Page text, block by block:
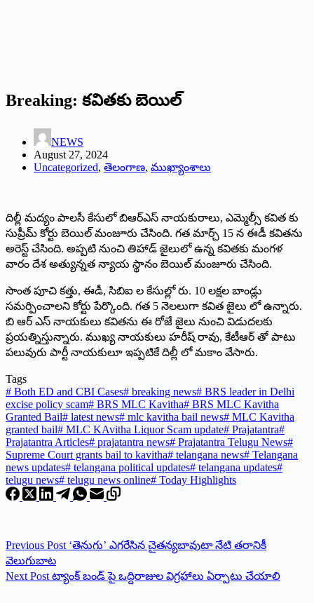
Breaking: కవితకు బెయిల్
NEWS
August 27, 2024
Uncategorized, తెలంగాణ, ముఖ్యాంశాలు
దిల్లీ మద్యం పాలసీ కేసులో బిఆర్ఎస్ నాయకురాలు, ఎమ్మెల్సీ కవిత కు
సుప్రీమ్ కోర్టు బెయిల్ మంజూరు చేసింది. గత మార్చ్ 15 న ఈడీ కవితను
అరెస్ట్ చేసింది. అప్పటి నుంచి తిహాడ్ జైలులో ఉన్న కవితకు మంగళ
వారం దేశ అత్యున్నత న్యాయ స్థానం బెయిల్ మంజూరు చేసింది.
సొంత పూచి కత్తు, ఈడీ, సిబిఐ ల కేసుల్లో రు. 10 లక్షల బాండ్లు
సమర్పించాలని కోర్టు పేర్కొంది. గత 5 నెలలుగా కవిత జైలు లో ఉన్నారు.
బి ఆర్ ఎస్ నాయకులు కవితను ఈ రోజే జైలు నుంచి విడుదలకు
ప్రయత్నిస్తున్నారు. ముఖ్య నాయకులు హరీష్ రావు, కేటీఆర్ తో పాటు
పలువురు పార్టీ నాయకులూ ఇప్పటికే దిల్లీ లో మకాం వేసారు.
Tags
# Both ED and CBI Cases# breaking news# BRS leader in Delhi
excise policy scam# BRS MLC Kavitha# BRS MLC Kavitha
Granted Bail# latest news# mlc kavitha bail news# MLC Kavitha
granted bail# MLC KAvitha Liquor Scam update# Prajatantra#
Prajatantra Articles# prajatantra news# Prajatantra Telugu News#
Supreme Court grants bail to kavitha# telangana news# Telangana
news updates# telangana political updates# telangana updates#
telugu news# telugu news online# Today Highlights
Previous Post ‘తెనుగు’ ఎగరేసిన చైతన్యబావుటా నేటి తరానికీ
వెలుగుబాట
Next Post ట్యాంక్‌ ‌బండ్‌ ‌పై ఒద్దిరాజుల విగ్రహాలు ఏర్పాటు చేయాలి